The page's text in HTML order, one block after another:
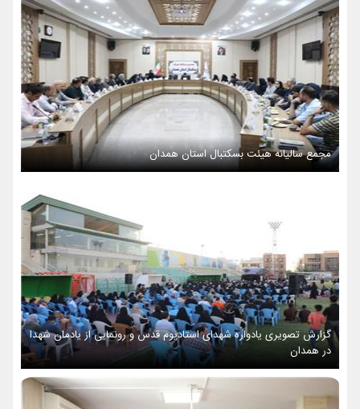
مجمع سالیانه هیئت بسکتبال استان همدان
گزارش تصویری یادواره شهدای استادیوم قدس و رونمایی از یادمان شهدا
در همدان